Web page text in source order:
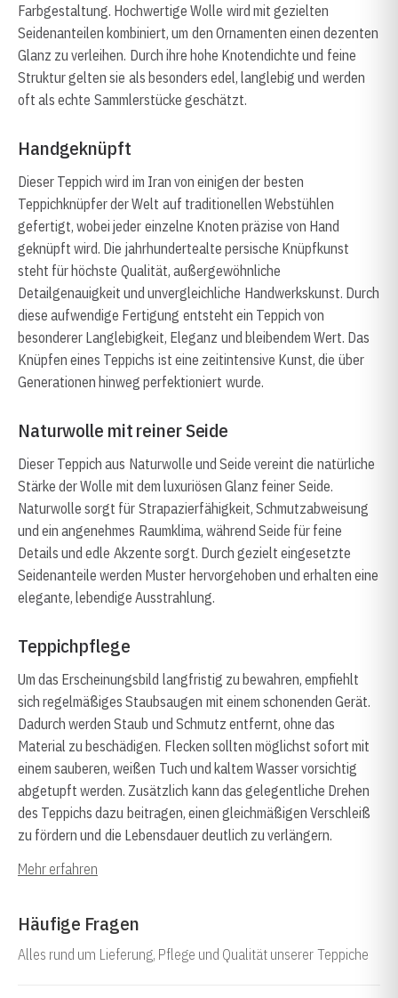
Farbgestaltung. Hochwertige Wolle wird mit gezielten
Seidenanteilen kombiniert, um den Ornamenten einen dezenten
Glanz zu verleihen. Durch ihre hohe Knotendichte und feine
Struktur gelten sie als besonders edel, langlebig und werden
oft als echte Sammlerstücke geschätzt.
Handgeknüpft
Dieser Teppich wird im Iran von einigen der besten
Teppichknüpfer der Welt auf traditionellen Webstühlen
gefertigt, wobei jeder einzelne Knoten präzise von Hand
geknüpft wird. Die jahrhundertealte persische Knüpfkunst
steht für höchste Qualität, außergewöhnliche
Detailgenauigkeit und unvergleichliche Handwerkskunst. Durch
diese aufwendige Fertigung entsteht ein Teppich von
besonderer Langlebigkeit, Eleganz und bleibendem Wert. Das
Knüpfen eines Teppichs ist eine zeitintensive Kunst, die über
Generationen hinweg perfektioniert wurde.
Naturwolle mit reiner Seide
Dieser Teppich aus Naturwolle und Seide vereint die natürliche
Stärke der Wolle mit dem luxuriösen Glanz feiner Seide.
Naturwolle sorgt für Strapazierfähigkeit, Schmutzabweisung
und ein angenehmes Raumklima, während Seide für feine
Details und edle Akzente sorgt. Durch gezielt eingesetzte
Seidenanteile werden Muster hervorgehoben und erhalten eine
elegante, lebendige Ausstrahlung.
Teppichpflege
Um das Erscheinungsbild langfristig zu bewahren, empfiehlt
sich regelmäßiges Staubsaugen mit einem schonenden Gerät.
Dadurch werden Staub und Schmutz entfernt, ohne das
Material zu beschädigen. Flecken sollten möglichst sofort mit
einem sauberen, weißen Tuch und kaltem Wasser vorsichtig
abgetupft werden. Zusätzlich kann das gelegentliche Drehen
des Teppichs dazu beitragen, einen gleichmäßigen Verschleiß
zu fördern und die Lebensdauer deutlich zu verlängern.
Mehr erfahren
Häufige Fragen
Alles rund um Lieferung, Pflege und Qualität unserer Teppiche